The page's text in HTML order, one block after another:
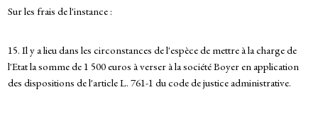
Sur les frais de l'instance :
15. Il y a lieu dans les circonstances de l'espèce de mettre à la charge de
l'Etat la somme de 1 500 euros à verser à la société Boyer en application
des dispositions de l'article L. 761-1 du code de justice administrative.